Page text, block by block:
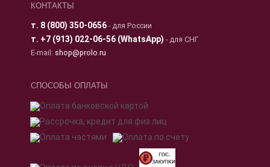
КОНТАКТЫ
т. 8 (800) 350-0656- для России
т. +7 (913) 022-06-56 (WhatsApp) - для СНГ
E-mail: shop@prolo.ru
СПОСОБЫ ОПЛАТЫ